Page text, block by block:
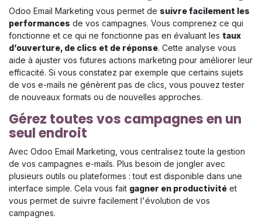
Odoo Email Marketing vous permet de suivre facilement les
performances de vos campagnes. Vous comprenez ce qui
fonctionne et ce qui ne fonctionne pas en évaluant les taux
d’ouverture, de clics et de réponse. Cette analyse vous
aide à ajuster vos futures actions marketing pour améliorer leur
efficacité. Si vous constatez par exemple que certains sujets
de vos e-mails ne génèrent pas de clics, vous pouvez tester
de nouveaux formats ou de nouvelles approches.
Gérez toutes vos campagnes en un
seul endroit
Avec Odoo Email Marketing, vous centralisez toute la gestion
de vos campagnes e-mails. Plus besoin de jongler avec
plusieurs outils ou plateformes : tout est disponible dans une
interface simple. Cela vous fait gagner en productivité et
vous permet de suivre facilement l'évolution de vos
campagnes.